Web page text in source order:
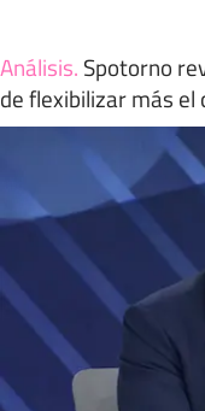
Análisis. Spotorno
de flexibilizar más el